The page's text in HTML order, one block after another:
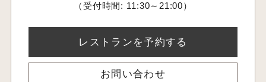
（受付時間: 11:30～21:00）
レストランを予約する
お問い合わせ